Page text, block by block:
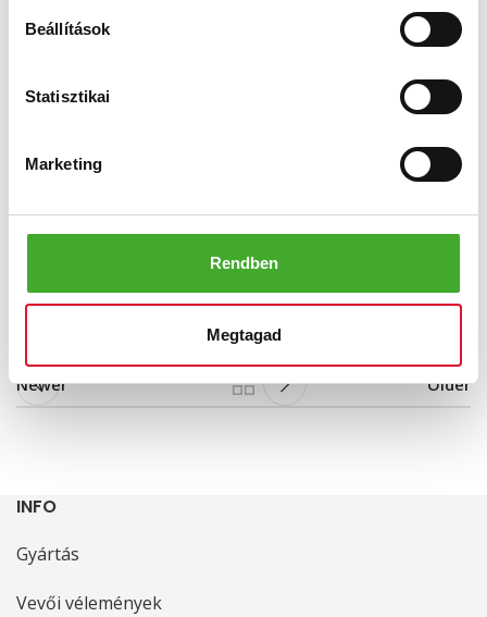
Beállítások
Statisztikai
Marketing
Rendben
Megtagad
is. Ehhez egy kitűnő megoldás, ha a babát egyenetlen
talajon mezítláb járatjuk.
mezítláb mesterségesen sík talajon (például járólap).
Ilyenkor ugyanis kikapcsolódnak a stabilitásért felelős
kiemelten fontos a megfelelő cipő kiválasztása is.
Newer Older
INFO
Gyártás
Vevői vélemények